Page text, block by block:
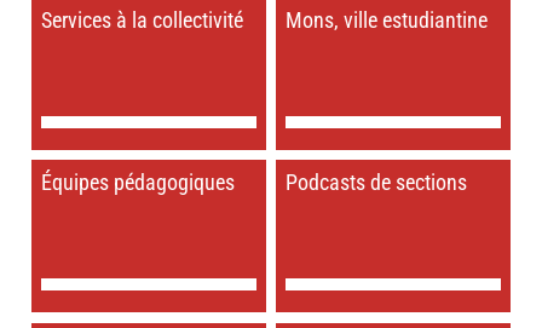
Services à la collectivité Mons, ville estudiantine
Équipes pédagogiques Podcasts de sections